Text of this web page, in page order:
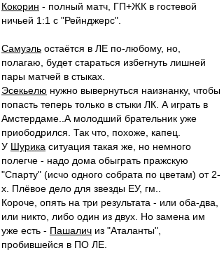
Кокорин - полный матч, ГП+ЖК в гостевой
ничьей 1:1 с "Рейнджерс".
Самуэль остаётся в ЛЕ по-любому, но,
полагаю, будет стараться избегнуть лишней
пары матчей в стыках.
Эсекьелю нужно вывернуться наизнанку, чтобы
попасть теперь только в стыки ЛК. А играть в
Амстердаме..А молодший брательник уже
приободрился. Так что, похоже, капец.
У Шурика ситуация такая же, но немного
полегче - надо дома обыграть пражскую
"Спарту" (исчо одного собрата по цветам) от 2-
х. Плёвое дело для звезды ЕУ, гм..
Короче, опять на три результата - или оба-два,
или никто, либо один из двух. Но замена им
уже есть - Пашалич из "Аталанты",
пробившейся в ПО ЛЕ.